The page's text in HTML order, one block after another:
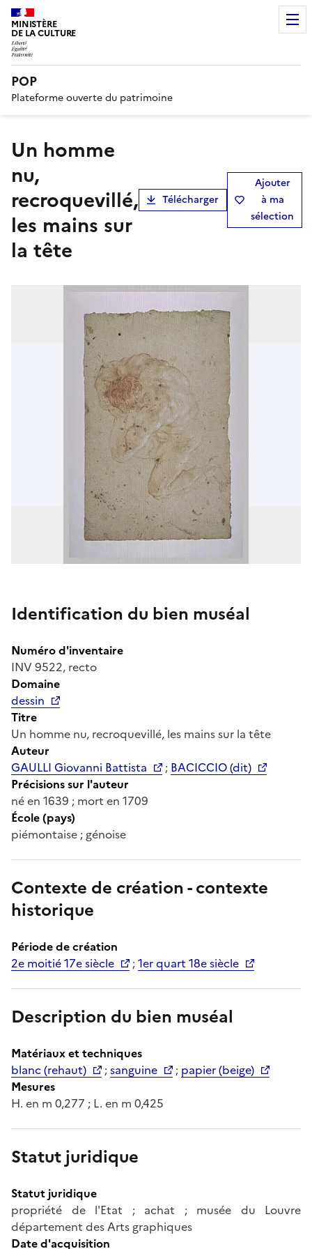
MINISTÈRE
DE LA CULTURE
POP
Plateforme ouverte du patrimoine
Un homme
nu,
recroquevillé,
les mains sur
la tête
Télécharger
Ajouter
à ma
sélection
Identification du bien muséal
Numéro d'inventaire
INV 9522, recto
Domaine
dessin
Titre
Un homme nu, recroquevillé, les mains sur la tête
Auteur
GAULLI Giovanni Battista
; BACICCIO (dit)
Précisions sur l'auteur
né en 1639 ; mort en 1709
École (pays)
piémontaise ; génoise
Contexte de création - contexte
historique
Période de création
2e moitié 17e siècle
;1er quart 18e siècle
Description du bien muséal
Matériaux et techniques
blanc (rehaut)
;sanguine ; papier (beige)
Mesures
H. en m 0,277 ; L. en m 0,425
Statut juridique
Statut juridique
propriété de l'Etat ; achat ; musée du Louvre
département des Arts graphiques
Date d'acquisition